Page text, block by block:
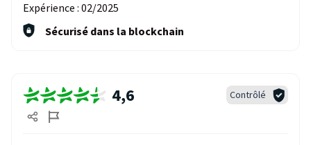
Expérience : 02/2025
Sécurisé dans la blockchain
4,6 Contrôlé